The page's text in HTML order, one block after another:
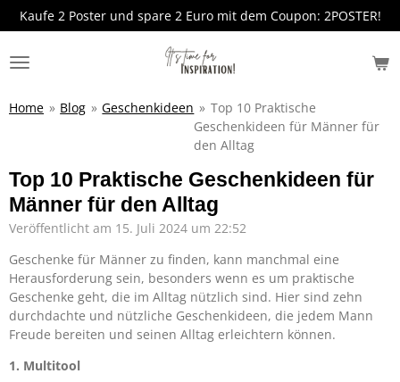
Zum
Hauptinhalt
springen
Kaufe 2 Poster und spare 2 Euro mit dem Coupon: 2POSTER!
Home » Blog » Geschenkideen » Top 10 Praktische
Geschenkideen für Männer für
den Alltag
Top 10 Praktische Geschenkideen für
Männer für den Alltag
Veröffentlicht am 15. Juli 2024 um 22:52
Geschenke für Männer zu finden, kann manchmal eine
Herausforderung sein, besonders wenn es um praktische
Geschenke geht, die im Alltag nützlich sind. Hier sind zehn
durchdachte und nützliche Geschenkideen, die jedem Mann
Freude bereiten und seinen Alltag erleichtern können.
1. Multitool